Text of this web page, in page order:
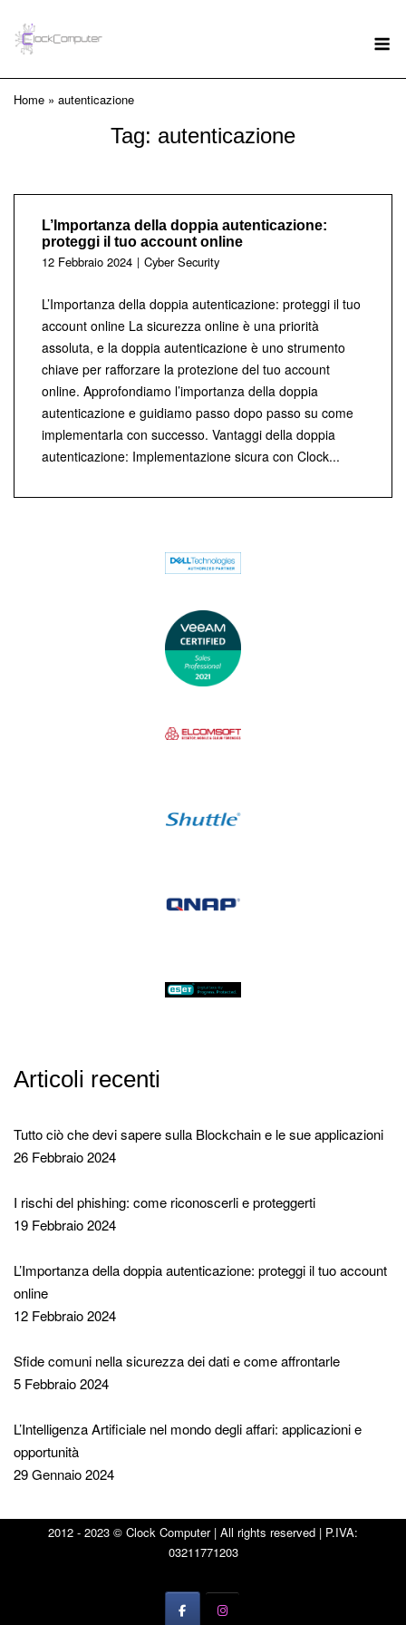
content
Home » autenticazione
Tag: autenticazione
L’Importanza della doppia autenticazione:
proteggi il tuo account online
12 Febbraio 2024 Cyber Security
L’Importanza della doppia autenticazione: proteggi il tuo
account online La sicurezza online è una priorità
assoluta, e la doppia autenticazione è uno strumento
chiave per rafforzare la protezione del tuo account
online. Approfondiamo l’importanza della doppia
autenticazione e guidiamo passo dopo passo su come
implementarla con successo. Vantaggi della doppia
autenticazione: Implementazione sicura con Clock...
Articoli recenti
Tutto ciò che devi sapere sulla Blockchain e le sue applicazioni
26 Febbraio 2024
I rischi del phishing: come riconoscerli e proteggerti
19 Febbraio 2024
L’Importanza della doppia autenticazione: proteggi il tuo account
online
12 Febbraio 2024
Sfide comuni nella sicurezza dei dati e come affrontarle
5 Febbraio 2024
L’Intelligenza Artificiale nel mondo degli affari: applicazioni e
opportunità
29 Gennaio 2024
2012 - 2023 © Clock Computer | All rights reserved | P.IVA:
03211771203